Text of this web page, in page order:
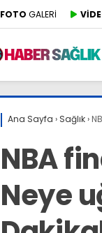
FOTO GALERİ
Ana Sayfa › Sağlık›
NBA
Neye